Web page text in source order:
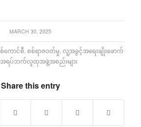
MARCH 30, 2025
ကောင်စီ ,စစ်ရာဇဝတ်မှု ,လူ့အခွင့်အရေးချိုးဖောက်
အရပ်ဘက်လူထုအဖွဲ့အစည်းများ
Share this entry